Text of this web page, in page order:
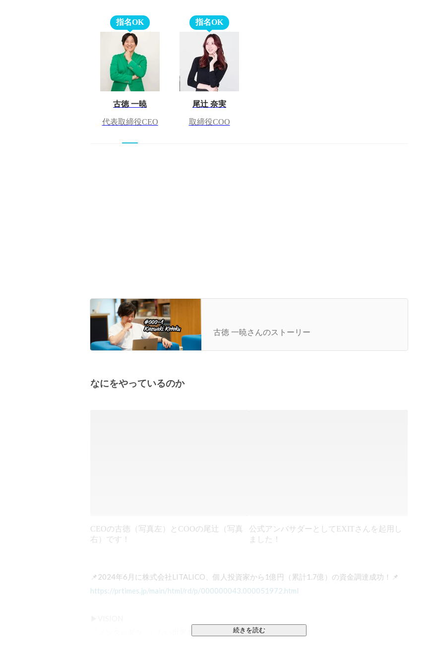
指名OK
古徳 一暁
代表取締役CEO
指名OK
尾辻 奈実
取締役COO
も、出来るまでやるだけ。《LOGZ創業ストーリー
vol.0》
古徳 一暁さんのストーリー
なにをやっているのか
CEOの古徳（写真左）とCOOの尾辻（写真
右）です！
公式アンバサダーとしてEXITさんを起用し
ました！
https://prtimes.jp/main/html/rd/p/000000043.000051972.html
続きを読む